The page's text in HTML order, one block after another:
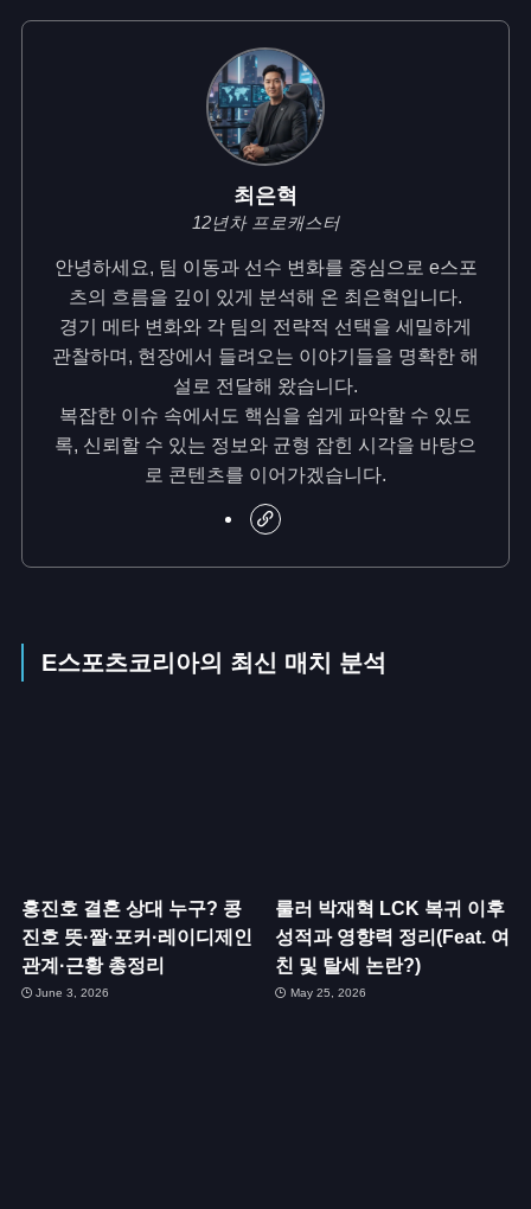
최은혁
12년차 프로캐스터
안녕하세요, 팀 이동과 선수 변화를 중심으로 e스포
츠의 흐름을 깊이 있게 분석해 온 최은혁입니다.
경기 메타 변화와 각 팀의 전략적 선택을 세밀하게
관찰하며, 현장에서 들려오는 이야기들을 명확한 해
설로 전달해 왔습니다.
복잡한 이슈 속에서도 핵심을 쉽게 파악할 수 있도
록, 신뢰할 수 있는 정보와 균형 잡힌 시각을 바탕으
로 콘텐츠를 이어가겠습니다.
E스포츠코리아의 최신 매치 분석
홍진호 결혼 상대 누구? 콩
진호 뜻·짤·포커·레이디제인
관계·근황 총정리
June 3, 2026
룰러 박재혁 LCK 복귀 이후
성적과 영향력 정리(Feat. 여
친 및 탈세 논란?)
May 25, 2026